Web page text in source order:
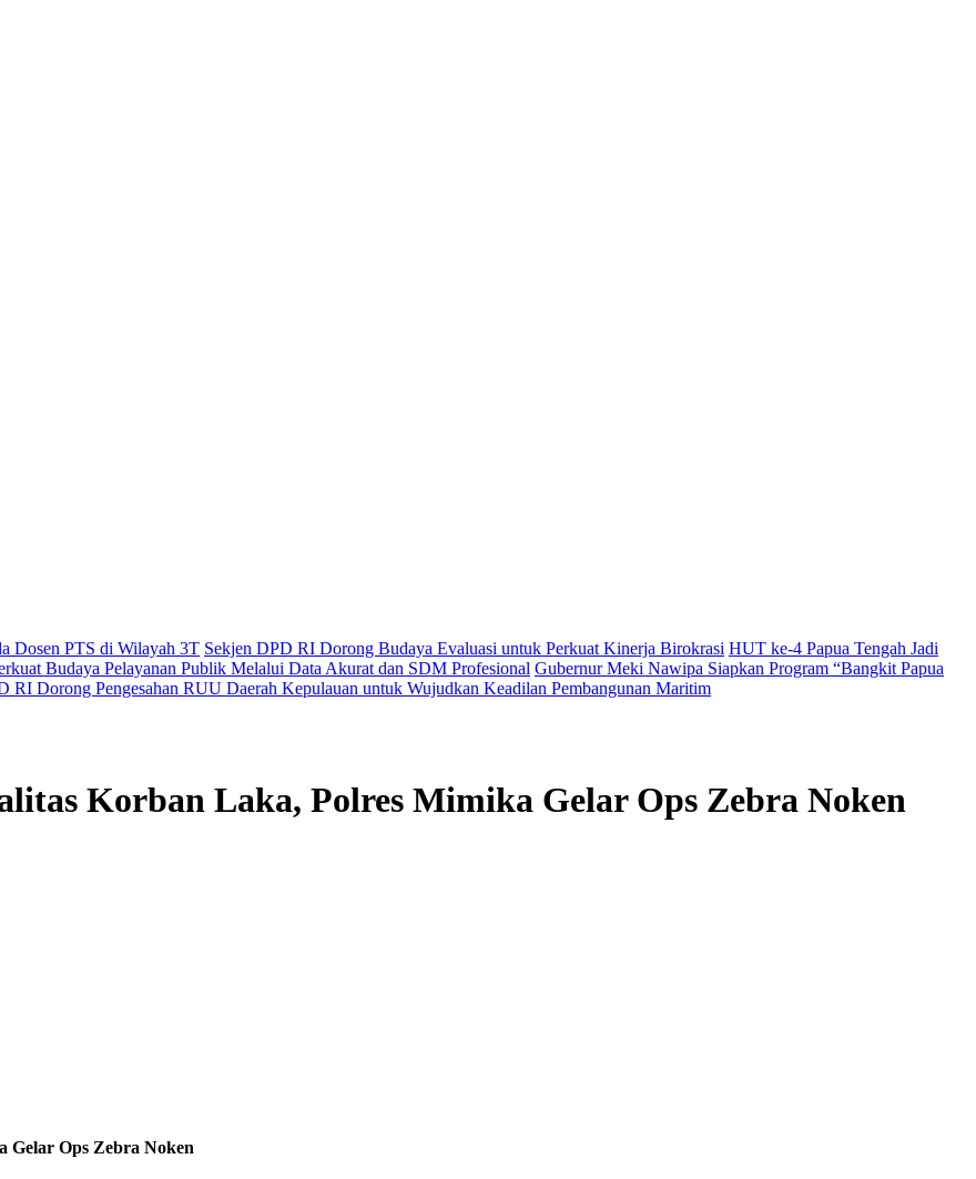
Dosen PTS di Wilayah 3T Sekjen DPD RI Dorong Budaya Evaluasi untuk Perkuat Kinerja Birokrasi HUT ke-4 Papua Tengah Jadi
Budaya Pelayanan Publik Melalui Data Akurat dan SDM Profesional Gubernur Meki Nawipa Siapkan Program “Bangkit Papua
RI Dorong Pengesahan RUU Daerah Kepulauan untuk Wujudkan Keadilan Pembangunan Maritim
Korban Laka, Polres Mimika Gelar Ops Zebra Noken
Gelar Ops Zebra Noken